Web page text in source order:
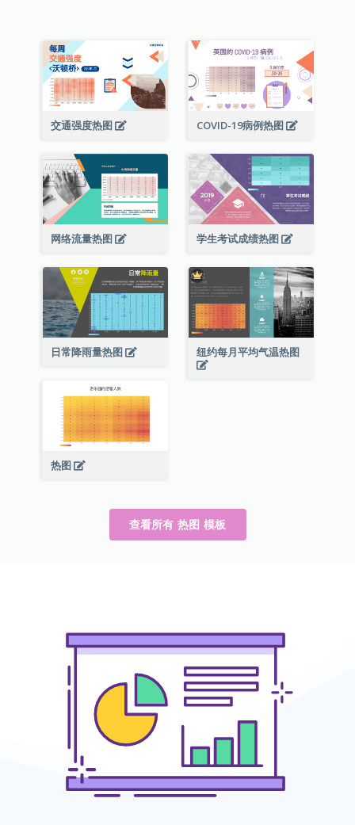
交通强度热图 COVID-19病例热图
网络流量热图 学生考试成绩热图
日常降雨量热图 纽约每月平均气温热图
热图
查看所有 热图 模板